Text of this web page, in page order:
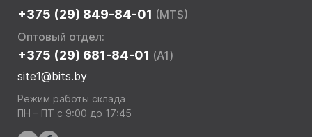
+375 (29) 849-84-01 (MTS)
Оптовый отдел:
+375 (29) 681-84-01 (A1)
site1@bits.by
Режим работы склада
ПН – ПТ с 9:00 до 17:45